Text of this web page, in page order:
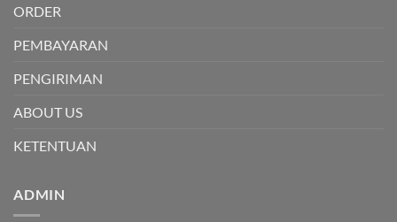
ORDER
PEMBAYARAN
PENGIRIMAN
ABOUT US
KETENTUAN
ADMIN